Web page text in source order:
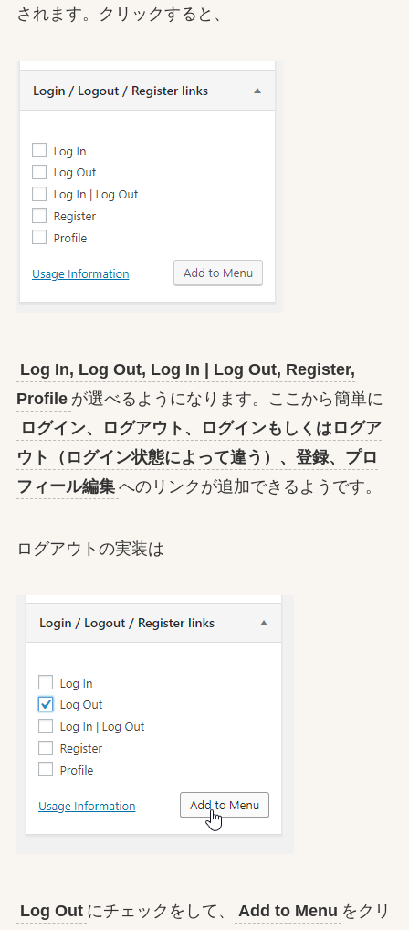
されます。クリックすると、
Log In, Log Out, Log In | Log Out, Register,
Profile が選べるようになります。ここから簡単に
ログイン、ログアウト、ログインもしくはログア
ウト（ログイン状態によって違う）、登録、プロ
フィール編集 へのリンクが追加できるようです。
ログアウトの実装は
Log Out にチェックをして、 Add to Menu をクリ